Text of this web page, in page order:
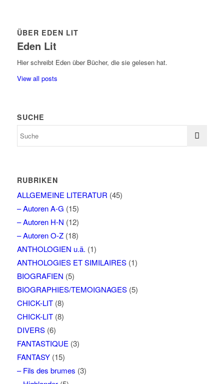
ÜBER EDEN LIT
Eden Lit
Hier schreibt Eden über Bücher, die sie gelesen hat.
View all posts
SUCHE
RUBRIKEN
ALLGEMEINE LITERATUR (45)
– Autoren A-G (15)
– Autoren H-N (12)
– Autoren O-Z(18)
ANTHOLOGIEN u.ä. (1)
ANTHOLOGIES ET SIMILAIRES(1)
BIOGRAFIEN (5)
BIOGRAPHIES/TEMOIGNAGES(5)
CHICK-LIT(8)
CHICK-LIT(8)
DIVERS(6)
FANTASTIQUE (3)
FANTASY(15)
– Fils des brumes (3)